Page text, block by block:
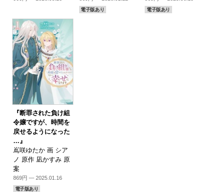
電子版あり 電子版あり
『断罪された負け組
令嬢ですが、時間を
戻せるようになった
…』
嶌咲ゆたか 画 シア
ノ 原作 凪かすみ 原
案
869円 — 2025.01.16
電子版あり